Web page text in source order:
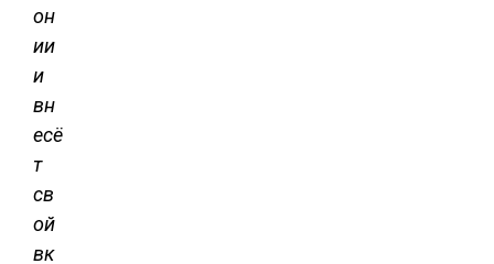
он
ии
и
вн
есё
т
св
ой
вк